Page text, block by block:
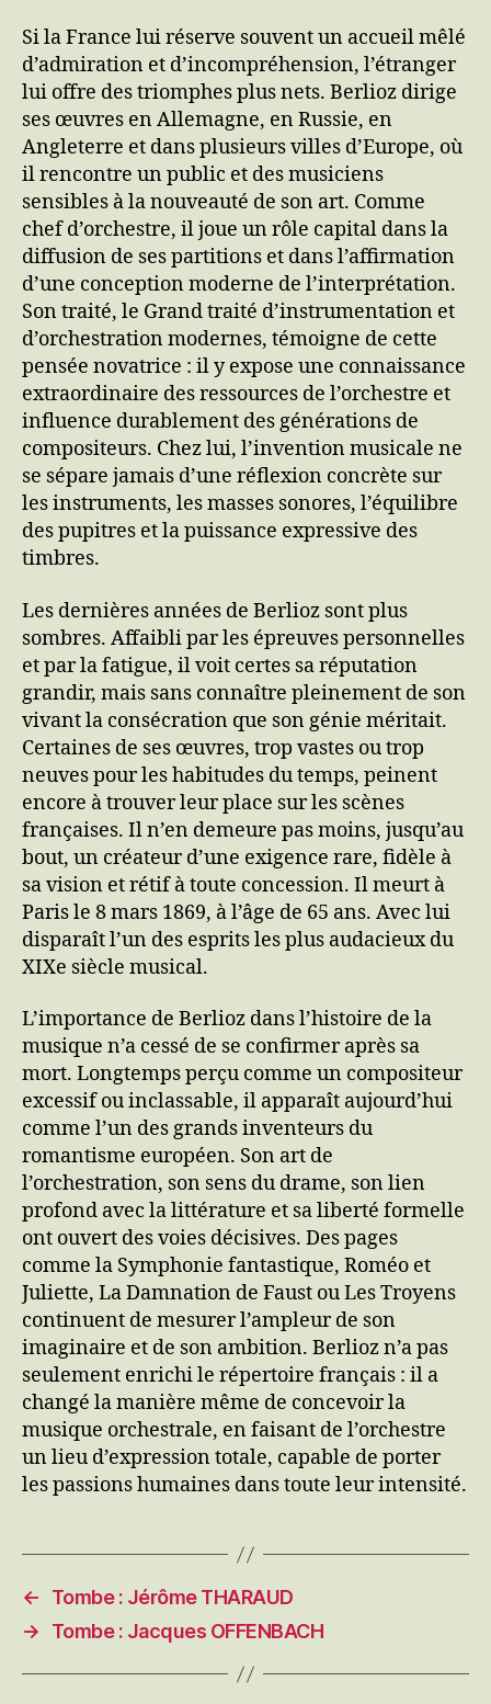
Si la France lui réserve souvent un accueil mêlé
d’admiration et d’incompréhension, l’étranger
lui offre des triomphes plus nets. Berlioz dirige
ses œuvres en Allemagne, en Russie, en
Angleterre et dans plusieurs villes d’Europe, où
il rencontre un public et des musiciens
sensibles à la nouveauté de son art. Comme
chef d’orchestre, il joue un rôle capital dans la
diffusion de ses partitions et dans l’affirmation
d’une conception moderne de l’interprétation.
Son traité, le Grand traité d’instrumentation et
d’orchestration modernes, témoigne de cette
pensée novatrice : il y expose une connaissance
extraordinaire des ressources de l’orchestre et
influence durablement des générations de
compositeurs. Chez lui, l’invention musicale ne
se sépare jamais d’une réflexion concrète sur
les instruments, les masses sonores, l’équilibre
des pupitres et la puissance expressive des
timbres.
Les dernières années de Berlioz sont plus
sombres. Affaibli par les épreuves personnelles
et par la fatigue, il voit certes sa réputation
grandir, mais sans connaître pleinement de son
vivant la consécration que son génie méritait.
Certaines de ses œuvres, trop vastes ou trop
neuves pour les habitudes du temps, peinent
encore à trouver leur place sur les scènes
françaises. Il n’en demeure pas moins, jusqu’au
bout, un créateur d’une exigence rare, fidèle à
sa vision et rétif à toute concession. Il meurt à
Paris le 8 mars 1869, à l’âge de 65 ans. Avec lui
disparaît l’un des esprits les plus audacieux du
XIXe siècle musical.
L’importance de Berlioz dans l’histoire de la
musique n’a cessé de se confirmer après sa
mort. Longtemps perçu comme un compositeur
excessif ou inclassable, il apparaît aujourd’hui
comme l’un des grands inventeurs du
romantisme européen. Son art de
l’orchestration, son sens du drame, son lien
profond avec la littérature et sa liberté formelle
ont ouvert des voies décisives. Des pages
comme la Symphonie fantastique, Roméo et
Juliette, La Damnation de Faust ou Les Troyens
continuent de mesurer l’ampleur de son
imaginaire et de son ambition. Berlioz n’a pas
seulement enrichi le répertoire français : il a
changé la manière même de concevoir la
musique orchestrale, en faisant de l’orchestre
un lieu d’expression totale, capable de porter
les passions humaines dans toute leur intensité.
←
Tombe : Jérôme THARAUD
→
Tombe : Jacques OFFENBACH